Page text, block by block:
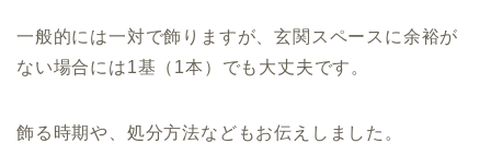
一般的には一対で飾りますが、玄関スペースに余裕が
ない場合には1基（1本）でも大丈夫です。
飾る時期や、処分方法などもお伝えしました。